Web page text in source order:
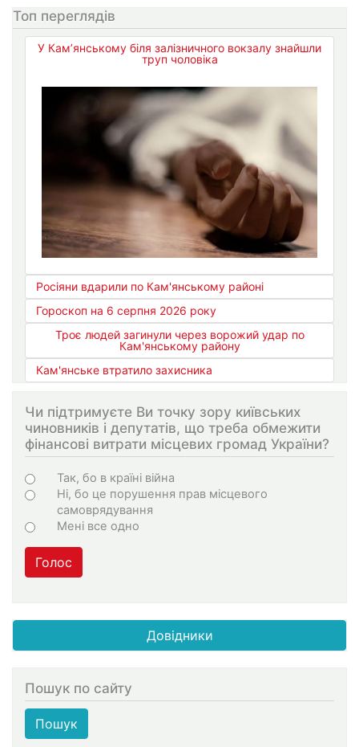
Топ переглядів
У Кам’янському біля залізничного вокзалу знайшли
труп чоловіка
Росіяни вдарили по Кам'янському районі
Гороскоп на 6 серпня 2026 року
Троє людей загинули через ворожий удар по
Кам'янському району
Кам'янське втратило захисника
Чи підтримуєте Ви точку зору київських
чиновників і депутатів, що треба обмежити
фінансові витрати місцевих громад України?
Варіанти
Так, бо в країні війна
Ні, бо це порушення прав місцевого
самоврядування
Мені все одно
Голос
Довідники
Пошук по сайту
Пошук